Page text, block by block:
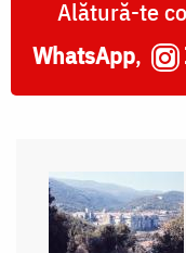
Alătură-te
WhatsApp,